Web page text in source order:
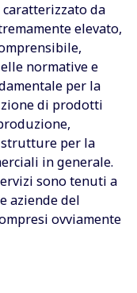
da
elevato,
normative e
per la
di prodotti
per la
in generale.
sono tenuti a
aziende del
ovviamente